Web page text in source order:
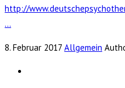
http://
…
8. Februar 2017 Allgemein